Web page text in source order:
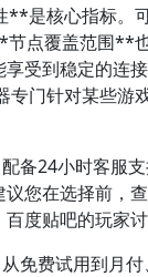
是核心指标。
点覆盖范围**
受到稳定的连
门针对某些游
备24小时客服
您在选择前，
度贴吧的玩家讨
免费试用到月